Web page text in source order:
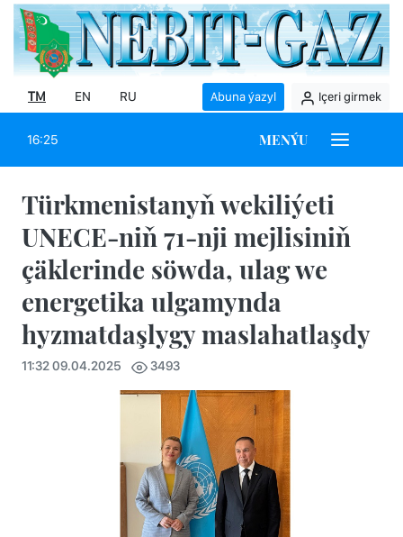
TM EN RU Abuna ýazyl Içeri girmek
16:25 MENÝU
Türkmenistanyň wekiliýeti
UNECE-niň 71-nji mejlisiniň
çäklerinde söwda, ulag we
energetika ulgamynda
hyzmatdaşlygy maslahatlaşdy
11:32 09.04.2025 3493